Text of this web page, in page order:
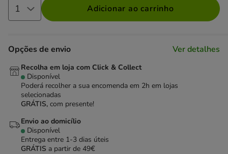
Adicionar ao carrinho
Opções de envio Ver detalhes
Recolha em loja com Click & Collect
Disponível
Poderá recolher a sua encomenda em 2h em lojas
selecionadas
GRÁTIS, com presente!
Envio ao domicílio
Disponível
Entrega entre 1-3 dias úteis
GRÁTIS a partir de 49€